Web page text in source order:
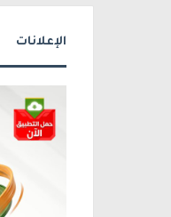
الإعلانات